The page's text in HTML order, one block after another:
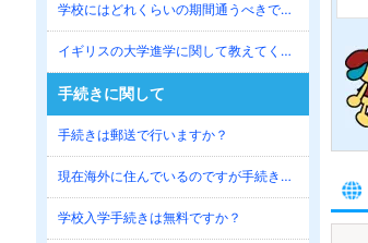
学校にはどれくらいの期間通うべきですか？
イギリスの大学進学に関して教えてください。
手続きに関して
手続きは郵送で行いますか？
現在海外に住んでいるのですが手続きは可能ですか？
学校入学手続きは無料ですか？